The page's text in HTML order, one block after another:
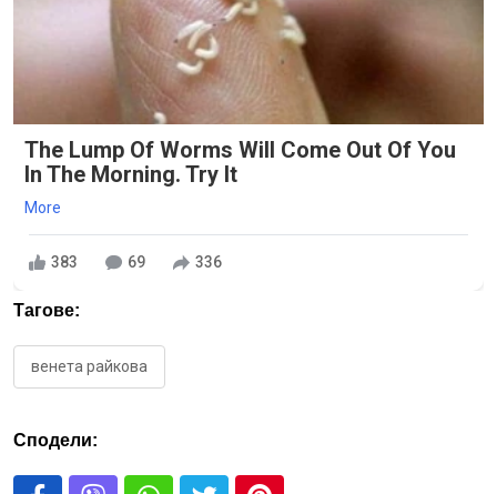
The Lump Of Worms Will Come Out Of You
In The Morning. Try It
More
383 69 336
Тагове:
венета райкова
Сподели: